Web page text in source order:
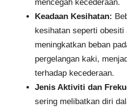
mencegah kecederaan.
Keadaan Kesihatan:
kesihatan seperti obesiti
meningkatkan beban
pergelangan kaki,
terhadap kecederaan.
Jenis Aktiviti dan
sering melibatkan diri